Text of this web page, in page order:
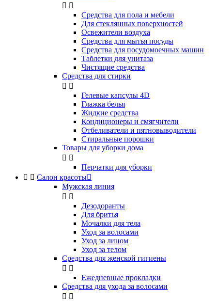
 
Cредства для пола и мебели
Для стеклянных поверхностей
Освежители воздуха
Средства для мытья посуды
Средства для посудомоечных машин
Таблетки для унитаза
Чистящие средства
Средства для стирки
 
Гелевые капсулы 4D
Глажка белья
Жидкие средства
Кондиционеры и смягчители
Отбеливатели и пятновыводители
Стиральные порошки
Товары для уборки дома
 
Перчатки для уборки
  Салон красоты
Мужская линия
 
Дезодоранты
Для бритья
Мочалки для тела
Уход за волосами
Уход за лицом
Уход за телом
Средства для женской гигиены
 
Ежедневные прокладки
Средства для ухода за волосами
 